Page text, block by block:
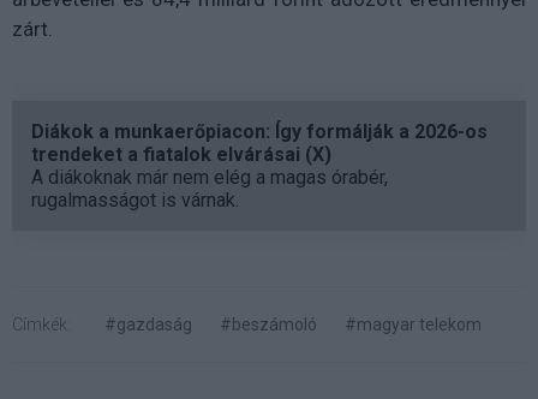
zárt.
Diákok a munkaerőpiacon: Így formálják a 2026-os
trendeket a fiatalok elvárásai (X)
A diákoknak már nem elég a magas órabér,
rugalmasságot is várnak.
Címkék: #gazdaság #beszámoló #magyar telekom